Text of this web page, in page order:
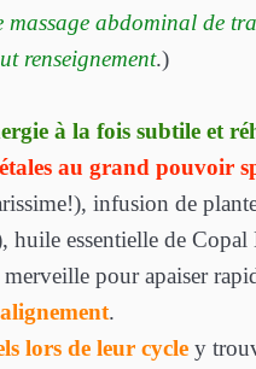
massage abdominal de
renseignement.)
à la fois subtile et
au grand pouvoir
infusion de
huile essentielle de Copal
pour apaiser
.
lors de leur cycle y